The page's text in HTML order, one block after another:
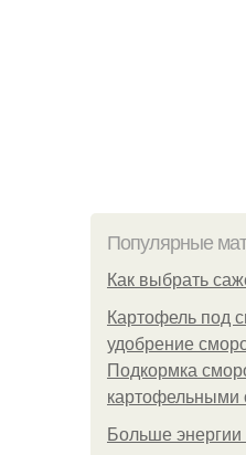
Популярные
Как выбрать
Картофель под
удобрение
Подкормка
картофельными
Больше энергии